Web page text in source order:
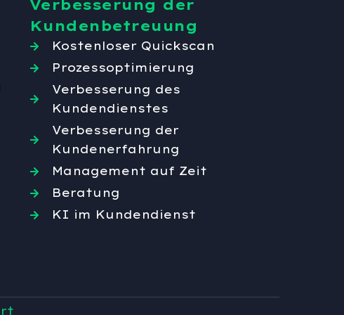
Verbesserung der
Kundenbetreuung
Kostenloser Quickscan
Prozessoptimierung
Verbesserung des
Kundendienstes
Verbesserung der
Kundenerfahrung
Management auf Zeit
Beratung
KI im Kundendienst